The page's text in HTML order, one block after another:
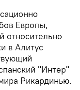
Европы,
относительно
в Алитус
"Интер"
Рикардинью.